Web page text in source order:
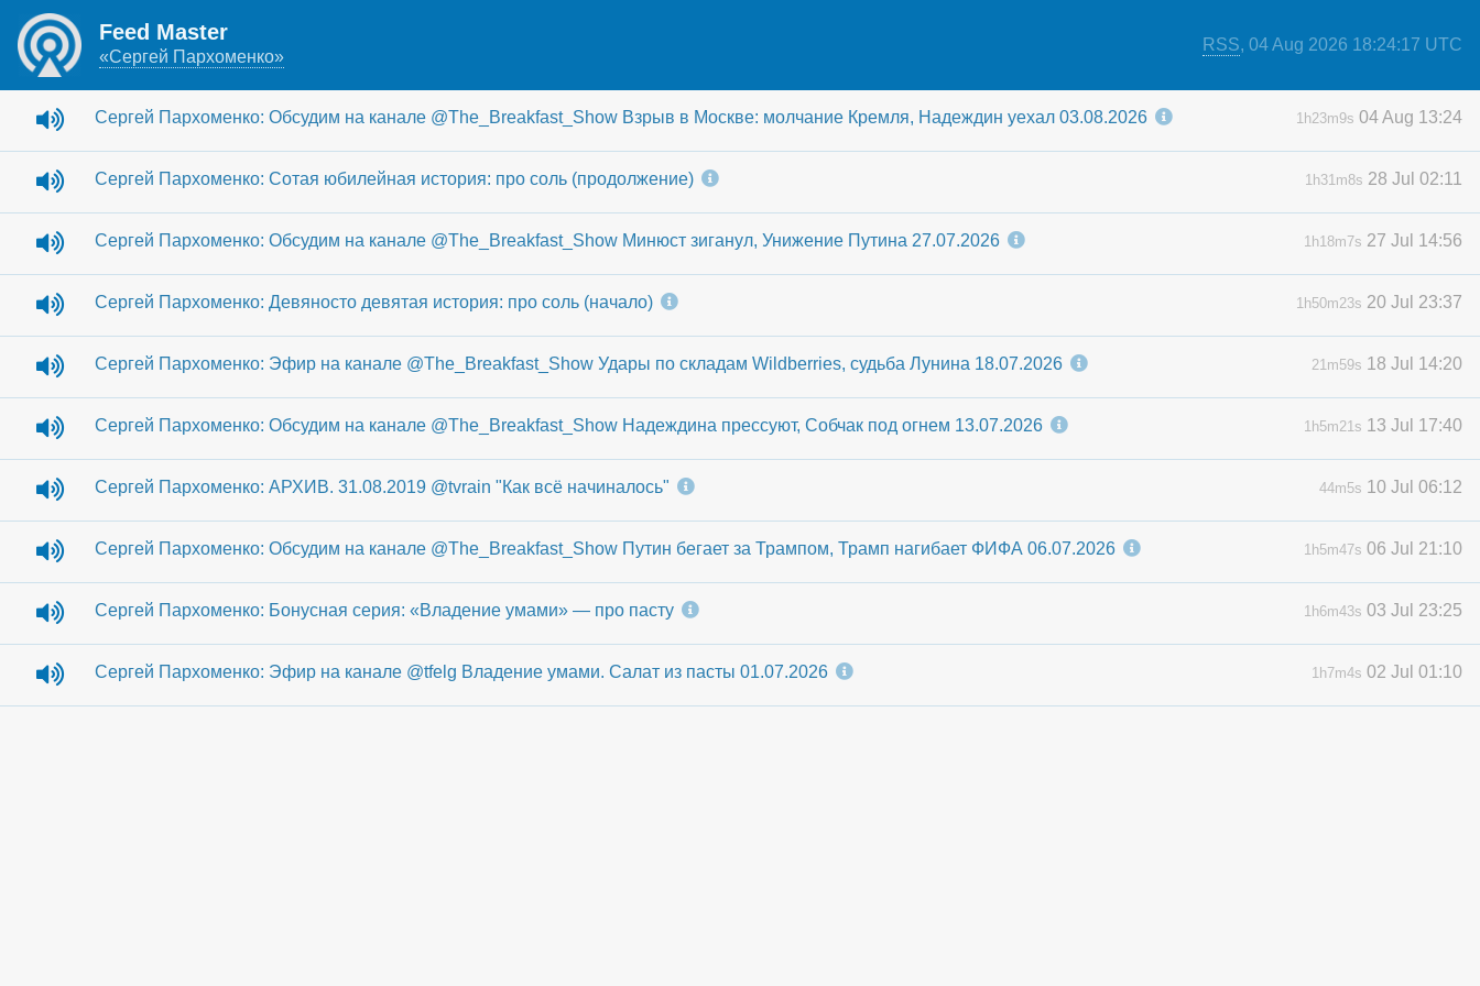
Feed Master
«Сергей Пархоменко»
RSS, 04 Aug 2026 18:24:17 UTC
Сергей Пархоменко: Обсудим на канале @The_Breakfast_Show Взрыв в Москве: молчание Кремля, Надеждин уехал 03.08.2026 1h23m9s 04 Aug 13:24
Сергей Пархоменко: Сотая юбилейная история: про соль (продолжение) 1h31m8s 28 Jul 02:11
Сергей Пархоменко: Обсудим на канале @The_Breakfast_Show Минюст зиганул, Унижение Путина 27.07.2026 1h18m7s 27 Jul 14:56
Сергей Пархоменко: Девяносто девятая история: про соль (начало) 1h50m23s 20 Jul 23:37
Сергей Пархоменко: Эфир на канале @The_Breakfast_Show Удары по складам Wildberries, судьба Лунина 18.07.2026 21m59s 18 Jul 14:20
Сергей Пархоменко: Обсудим на канале @The_Breakfast_Show Надеждина прессуют, Собчак под огнем 13.07.2026 1h5m21s 13 Jul 17:40
Сергей Пархоменко: АРХИВ. 31.08.2019 @tvrain "Как всё начиналось" 44m5s 10 Jul 06:12
Сергей Пархоменко: Обсудим на канале @The_Breakfast_Show Путин бегает за Трампом, Трамп нагибает ФИФА 06.07.2026 1h5m47s 06 Jul 21:10
Сергей Пархоменко: Бонусная серия: «Владение умами» — про пасту 1h6m43s 03 Jul 23:25
Сергей Пархоменко: Эфир на канале @tfelg Владение умами. Cалат из пасты 01.07.2026 1h7m4s 02 Jul 01:10